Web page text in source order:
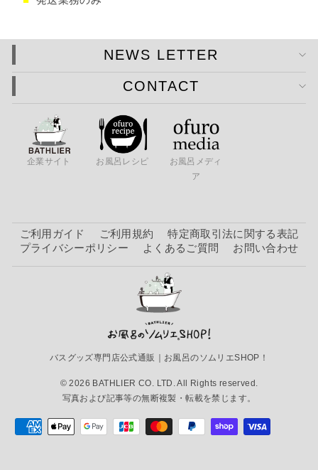
NEWS LETTER
CONTACT
企業サイト お風呂レシピ
お風呂メディ
ア
ご利用ガイド ご利用規約
特定商取引法に関する表記
プライバシーポリシー
よくあるご質問 お問い合わせ
バスグッズ専門店公式通販｜お風呂のソムリエSHOP！
© 2026 BATHLIER CO. LTD. All Rights reserved.
写真および記事等の無断複製・転載を禁じます。